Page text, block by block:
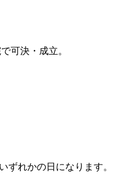
可決・成立。
ずれかの日になります。